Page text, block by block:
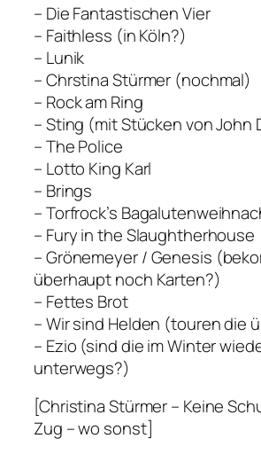
– Die Fantastischen Vier
– Faithless (in Köln?)
– Lunik
– Chrstina Stürmer (nochmal)
– Rock am Ring
– Sting (mit Stücken von John
– The Police
– Lotto King Karl
– Brings
– Torfrock’s
– Fury in the Slaughtherhouse
– Grönemeyer / Genesis
überhaupt noch Karten?)
– Fettes Brot
– Wir sind Helden (touren die
– Ezio (sind die im Winter
unterwegs?)
[Christina Stürmer – Keine
Zug – wo sonst]